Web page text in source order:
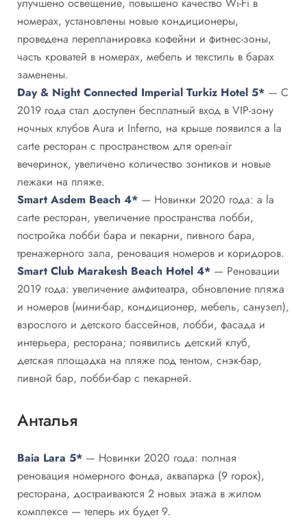
улучшено освещение, повышено качество Wi-Fi в
номерах, установлены новые кондиционеры,
проведена перепланировка кофейни и фитнес-зоны,
часть кроватей в номерах, мебель и текстиль в барах
заменены.
Day & Night Connected Imperial Turkiz Hotel 5* — С
2019 года стал доступен бесплатный вход в VIP-зону
ночных клубов Aura и Inferno, на крыше появился a la
carte ресторан с пространством для open-air
вечеринок, увеличено количество зонтиков и новые
лежаки на пляже.
Smart Asdem Beach 4* — Новинки 2020 года: a la
carte ресторан, увеличение пространства лобби​,
постройка лобби бара и пекарни, пивного бара,
тренажерного зала​, реновация номеров и коридоров​.
Smart Club Marakesh Beach Hotel 4* — Реновации
2019 года: увеличение амфитеатра​, обновление пляжа
и номеров (мини-бар, кондиционер, мебель, санузел),
взрослого и детского бассейнов, лобби, фасада и
интерьера, ресторана; появились детский клуб,
детская площадка на пляже под тентом, снэк-бар,
пивной бар, лобби-бар с пекарней​.
Анталья
Baia Lara 5* — Новинки 2020 года: полная
реновация номерного фонда, аквапарка (9 горок),
ресторана, достраиваются 2 новых этажа в жилом
комплексе — теперь их будет 9.